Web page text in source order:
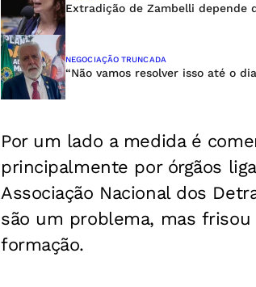
Extradição de Zambelli depende
NEGOCIAÇÃO TRUNCADA
“Não vamos resolver isso até o
Por um lado a medida é
principalmente por órgãos
Associação Nacional dos
são um problema, mas
formação.